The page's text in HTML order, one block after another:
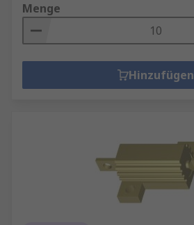
Menge
Hinzufügen